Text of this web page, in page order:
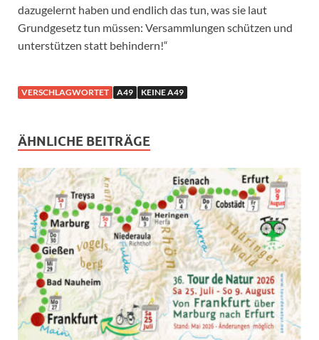
dazugelernt haben und endlich das tun, was sie laut
Grundgesetz tun müssen: Versammlungen schützen und
unterstützen statt behindern!“
VERSCHLAGWORTET A49 KEINE A49
ÄHNLICHE BEITRÄGE